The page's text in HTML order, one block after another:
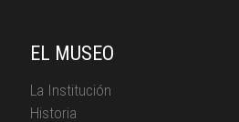
EL MUSEO
La Institución
Historia